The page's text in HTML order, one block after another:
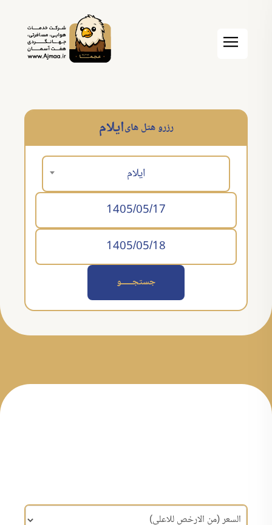
ایلامرزرو هتل های
ایلام
جستجــــــو